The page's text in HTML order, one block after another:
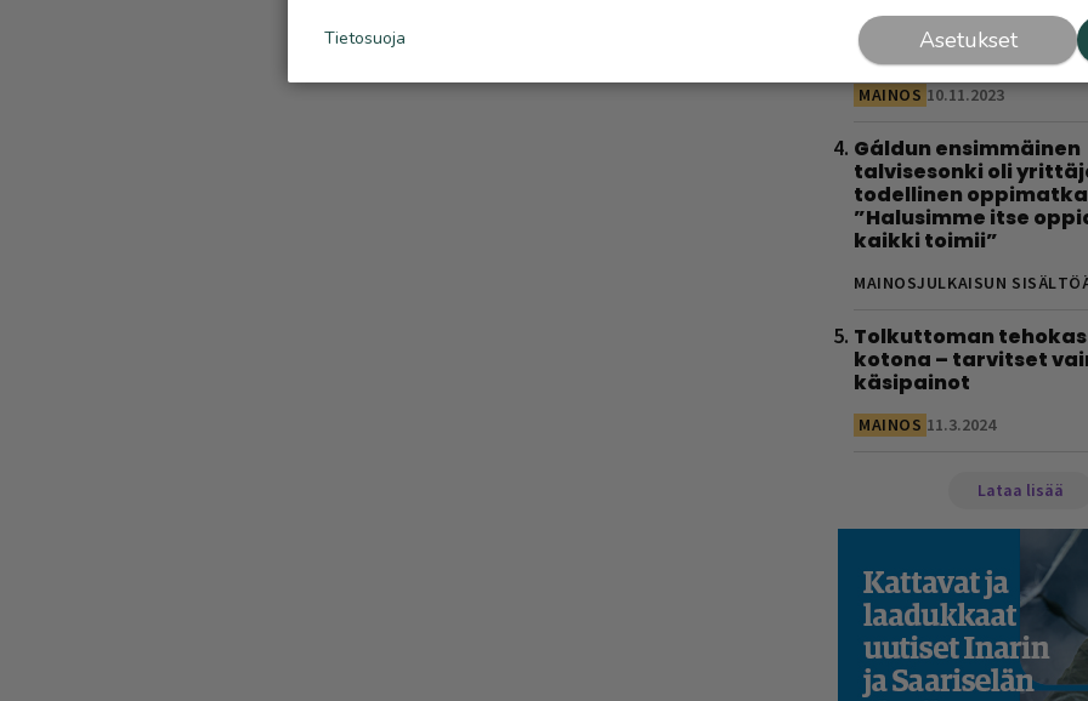
Ravintolat
ja Ivalossa
MAINOS 10.11.2023
Gáldun ensimmäinen
talvisesonki oli
todellinen oppimatka
”Halusimme itse
kaikki toimii”
MAINOSJULKAISUN
Tolkuttoman
kotona – tarvitset
käsipainot
MAINOS 11.3.2024
Lataa lisää
Asetukset
Tietosuoja